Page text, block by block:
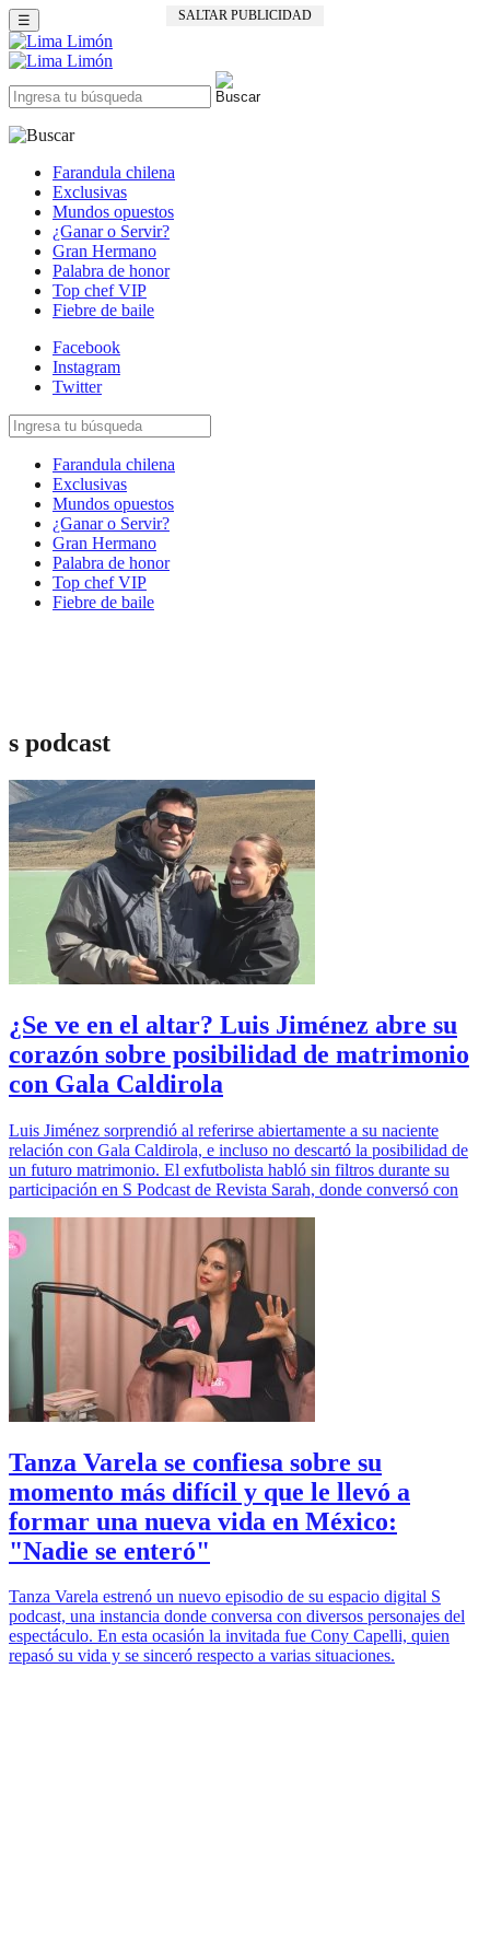
SALTAR PUBLICIDAD
☰
Farandula chilena
Exclusivas
Mundos opuestos
¿Ganar o Servir?
Gran Hermano
Palabra de honor
Top chef VIP
Fiebre de baile
Facebook
Instagram
Twitter
Farandula chilena
Exclusivas
Mundos opuestos
¿Ganar o Servir?
Gran Hermano
Palabra de honor
Top chef VIP
Fiebre de baile
s podcast
¿Se ve en el altar? Luis Jiménez abre su
corazón sobre posibilidad de matrimonio
con Gala Caldirola
Luis Jiménez sorprendió al referirse abiertamente a su naciente
relación con Gala Caldirola, e incluso no descartó la posibilidad de
un futuro matrimonio. El exfutbolista habló sin filtros durante su
participación en S Podcast de Revista Sarah, donde conversó con
Tanza Varela se confiesa sobre su
momento más difícil y que le llevó a
formar una nueva vida en México:
"Nadie se enteró"
Tanza Varela estrenó un nuevo episodio de su espacio digital S
podcast, una instancia donde conversa con diversos personajes del
espectáculo. En esta ocasión la invitada fue Cony Capelli, quien
repasó su vida y se sinceró respecto a varias situaciones.